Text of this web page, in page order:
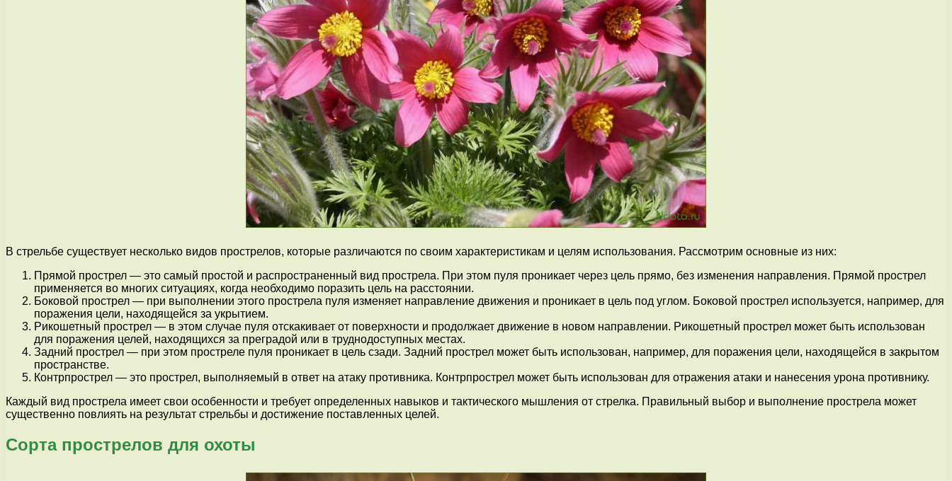
В стрельбе существует несколько видов прострелов, которые различаются по своим характеристикам и целям использования. Рассмотрим основные из них:
Прямой прострел — это самый простой и распространенный вид прострела. При этом пуля проникает через цель прямо, без изменения направления. Прямой прострел
применяется во многих ситуациях, когда необходимо поразить цель на расстоянии.
Боковой прострел — при выполнении этого прострела пуля изменяет направление движения и проникает в цель под углом. Боковой прострел используется, например, для
поражения цели, находящейся за укрытием.
Рикошетный прострел — в этом случае пуля отскакивает от поверхности и продолжает движение в новом направлении. Рикошетный прострел может быть использован
для поражения целей, находящихся за преградой или в труднодоступных местах.
Задний прострел — при этом простреле пуля проникает в цель сзади. Задний прострел может быть использован, например, для поражения цели, находящейся в закрытом
пространстве.
Контрпрострел — это прострел, выполняемый в ответ на атаку противника. Контрпрострел может быть использован для отражения атаки и нанесения урона противнику.
Каждый вид прострела имеет свои особенности и требует определенных навыков и тактического мышления от стрелка. Правильный выбор и выполнение прострела может
существенно повлиять на результат стрельбы и достижение поставленных целей.
Сорта прострелов для охоты